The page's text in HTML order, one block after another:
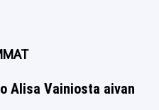
Alisa Vainiosta aivan